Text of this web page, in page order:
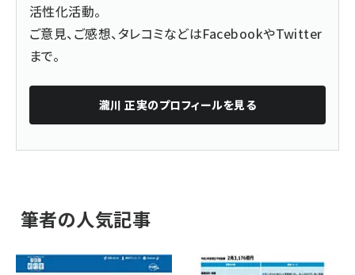
活性化活動。
ご意見、ご感想、タレコミなどはFacebookやTwitter
まで。
瀧川 正実のプロフィールを見る
筆者の人気記事